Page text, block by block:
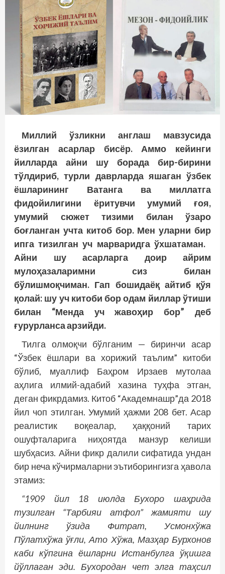
Миллий ўзликни англаш мавзусида
ёзилган асарлар бисёр. Аммо кейинги
йилларда айни шу борада бир-бирини
тўлдириб, турли даврларда яшаган ўзбек
ёшларининг Ватанга ва миллатга
фидойилигини ёритувчи умумий ғоя,
умумий сюжет тизими билан ўзаро
боғланган учта китоб бор. Мен уларни бир
ипга тизилган уч марваридга ўхшатаман.
Айни шу асарларга доир айрим
мулоҳазаларимни сиз билан
бўлишмоқчиман. Гап бошидаёқ айтиб қўя
қолай: шу уч китоби бор одам йиллар ўтиши
билан “Менда уч жавоҳир бор” деб
ғурурланса арзийди.
Тилга олмоқчи бўлганим — биринчи асар
“Ўзбек ёшлари ва хорижий таълим” китоби
бўлиб, муаллиф Баҳром Ирзаев мутолаа
аҳлига илмий-адабий хазина туҳфа этган,
деган фикр­дамиз. Китоб “Академнашр”да 2018
йил чоп этилган. Умумий ҳажми 208 бет. Асар
реа­листик воқеалар, ҳаққоний тарих
ошуфталарига ниҳоятда манзур келиши
шубҳасиз. Айни фикр далили сифатида ундан
бир неча кўчирмаларни эътиборингизга ҳавола
этамиз:
“1909 йил 18 июлда Бухоро шаҳрида
тузилган “Тарбияи атфол” жамияти шу
йилнинг ўзида Фитрат, Усмонхўжа
Пўлатхўжа ўғли, Ато Хўжа, Мазҳар Бурхонов
каби кўпгина ёшларни Истанбулга ўқишга
йўллаган эди. Бухородан чет элга таҳсил